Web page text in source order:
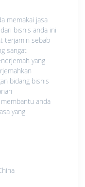
memakai jasa
bisnis anda ini
terjamin sebab
sangat
yang
bidang bisnis
anda
yang